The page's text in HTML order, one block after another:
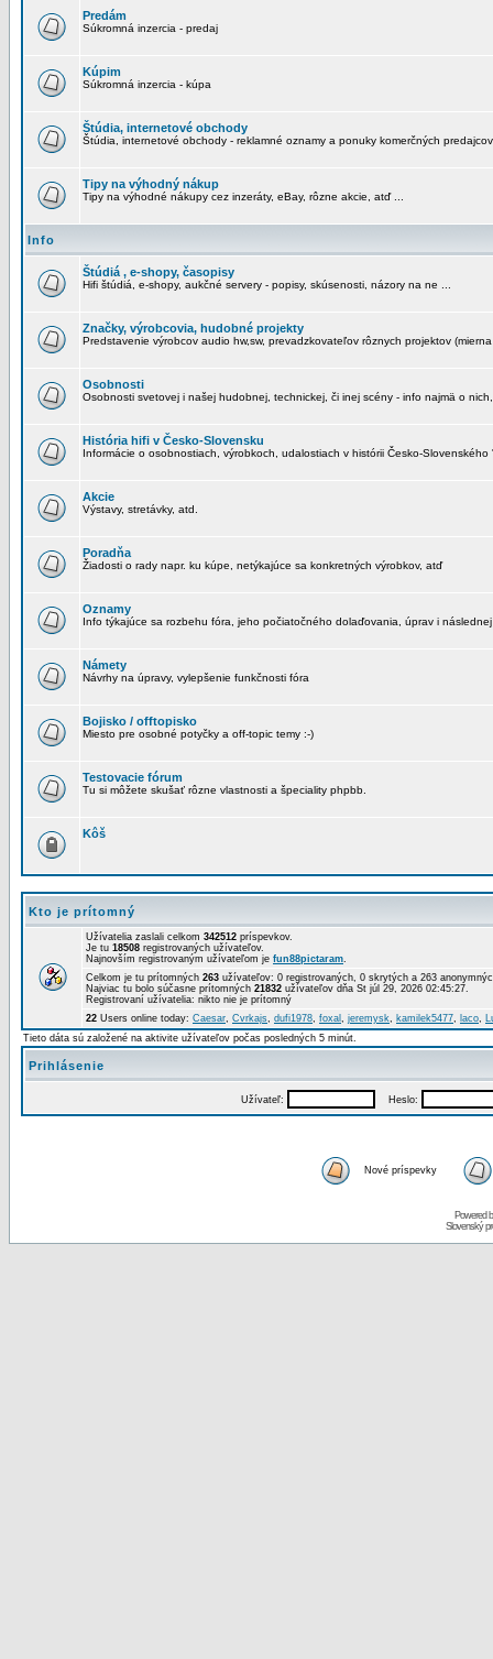
Predám
Súkromná inzercia - predaj
Kúpim
Súkromná inzercia - kúpa
Štúdia, internetové obchody
Štúdia, internetové obchody - reklamné oznamy a ponuky komerčných predajcov
Tipy na výhodný nákup
Tipy na výhodné nákupy cez inzeráty, eBay, rôzne akcie, atď ...
Info
Štúdiá , e-shopy, časopisy
Hifi štúdiá, e-shopy, aukčné servery - popisy, skúsenosti, názory na ne ...
Značky, výrobcovia, hudobné projekty
Predstavenie výrobcov audio hw,sw, prevadzkovateľov rôznych projektov
Osobnosti
Osobnosti svetovej i našej hudobnej, technickej, či inej scény - info najmä o
História hifi v Česko-Slovensku
Informácie o osobnostiach, výrobkoch, udalostiach v histórii Česko-Slovenského
Akcie
Výstavy, stretávky, atd.
Poradňa
Žiadosti o rady napr. ku kúpe, netýkajúce sa konkretných výrobkov, atď
Oznamy
Info týkajúce sa rozbehu fóra, jeho počiatočného dolaďovania, úprav i
Námety
Návrhy na úpravy, vylepšenie funkčnosti fóra
Bojisko / offtopisko
Miesto pre osobné potyčky a off-topic temy :-)
Testovacie fórum
Tu si môžete skušať rôzne vlastnosti a špeciality phpbb.
Kôš
Kto je prítomný
Užívatelia zaslali celkom 342512 príspevkov.
Je tu 18508 registrovaných užívateľov.
Najnovším registrovaným užívateľom je fun88pictaram.
Celkom je tu prítomných 263 užívateľov: 0 registrovaných, 0 skrytých a 263
Najviac tu bolo súčasne prítomných 21832 užívateľov dňa St júl 29, 2026 02:45:27.
Registrovaní užívatelia: nikto nie je prítomný
22 Users online today: Caesar, Cvrkajs, dufi1978, foxal , jeremysk, kamilek5477, laco,
Tieto dáta sú založené na aktivite užívateľov počas posledných 5 minút.
Prihlásenie
Užívateľ: Heslo:
Nové príspevky
Powered
Slovenský